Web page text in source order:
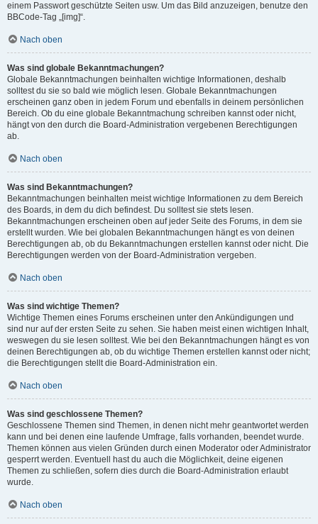
einem Passwort geschützte Seiten usw. Um das Bild anzuzeigen, benutze den
BBCode-Tag „[img]“.
Nach oben
Was sind globale Bekanntmachungen?
Globale Bekanntmachungen beinhalten wichtige Informationen, deshalb
solltest du sie so bald wie möglich lesen. Globale Bekanntmachungen
erscheinen ganz oben in jedem Forum und ebenfalls in deinem persönlichen
Bereich. Ob du eine globale Bekanntmachung schreiben kannst oder nicht,
hängt von den durch die Board-Administration vergebenen Berechtigungen
ab.
Nach oben
Was sind Bekanntmachungen?
Bekanntmachungen beinhalten meist wichtige Informationen zu dem Bereich
des Boards, in dem du dich befindest. Du solltest sie stets lesen.
Bekanntmachungen erscheinen oben auf jeder Seite des Forums, in dem sie
erstellt wurden. Wie bei globalen Bekanntmachungen hängt es von deinen
Berechtigungen ab, ob du Bekanntmachungen erstellen kannst oder nicht. Die
Berechtigungen werden von der Board-Administration vergeben.
Nach oben
Was sind wichtige Themen?
Wichtige Themen eines Forums erscheinen unter den Ankündigungen und
sind nur auf der ersten Seite zu sehen. Sie haben meist einen wichtigen Inhalt,
weswegen du sie lesen solltest. Wie bei den Bekanntmachungen hängt es von
deinen Berechtigungen ab, ob du wichtige Themen erstellen kannst oder nicht;
die Berechtigungen stellt die Board-Administration ein.
Nach oben
Was sind geschlossene Themen?
Geschlossene Themen sind Themen, in denen nicht mehr geantwortet werden
kann und bei denen eine laufende Umfrage, falls vorhanden, beendet wurde.
Themen können aus vielen Gründen durch einen Moderator oder Administrator
gesperrt werden. Eventuell hast du auch die Möglichkeit, deine eigenen
Themen zu schließen, sofern dies durch die Board-Administration erlaubt
wurde.
Nach oben